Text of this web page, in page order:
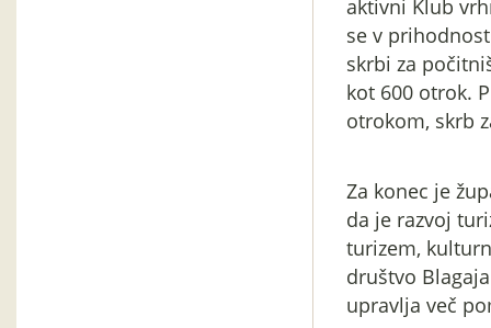
aktivni Klub
se v
skrbi za
kot 600 otrok.
otrokom, skrb
Za konec je
da je razvoj
turizem,
društvo
upravlja več